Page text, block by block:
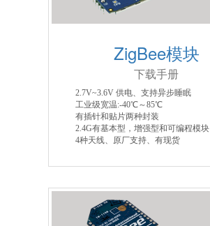
ZigBee模块
下载手册
2.7V~3.6V 供电、支持异步睡眠
工业级宽温:-40℃～85℃
有插针和贴片两种封装
2.4G有基本型，增强型和可编程模块
4种天线、原厂支持、有现货